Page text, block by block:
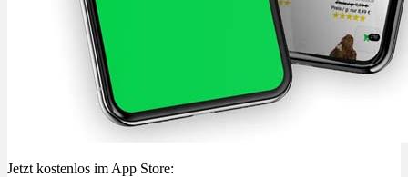
Jetzt kostenlos im App Store: